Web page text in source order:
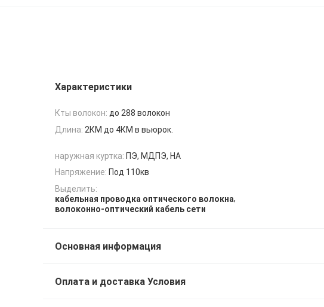
Характеристики
Кты волокон: до 288 волокон
Длина: 2КМ до 4КМ в вьюрок.
наружная куртка: ПЭ, МДПЭ, НА
Напряжение: Под 110кв
Выделить:
кабельная проводка оптического волокна,
волоконно-оптический кабель сети
Основная информация
Оплата и доставка Условия